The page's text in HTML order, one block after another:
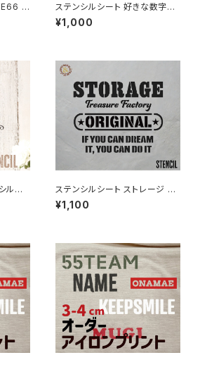
ル
4種1
ンド
ステンシルシート 好きな数字で
できるナンバー＆ピース / オリジ
ナル DIY ハンドメイド 手作り
¥1,000
ルシ
ステンシルシート ストレージ S
TORAGE / オリジナル DIY ハ
ンドメイド 手作り ハンドクラフ
¥1,100